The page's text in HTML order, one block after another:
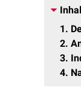
1
2
3
4